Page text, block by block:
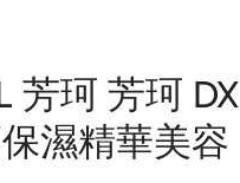
芳珂 芳珂 DX
濕精華美容